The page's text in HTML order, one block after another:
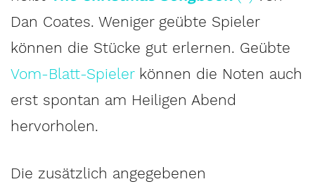
Dan Coates. Weniger geübte Spieler
können die Stücke gut erlernen. Geübte
Vom-Blatt-Spielerkönnen die Noten auch
erst spontan am Heiligen Abend
hervorholen.
Die zusätzlich angegebenen